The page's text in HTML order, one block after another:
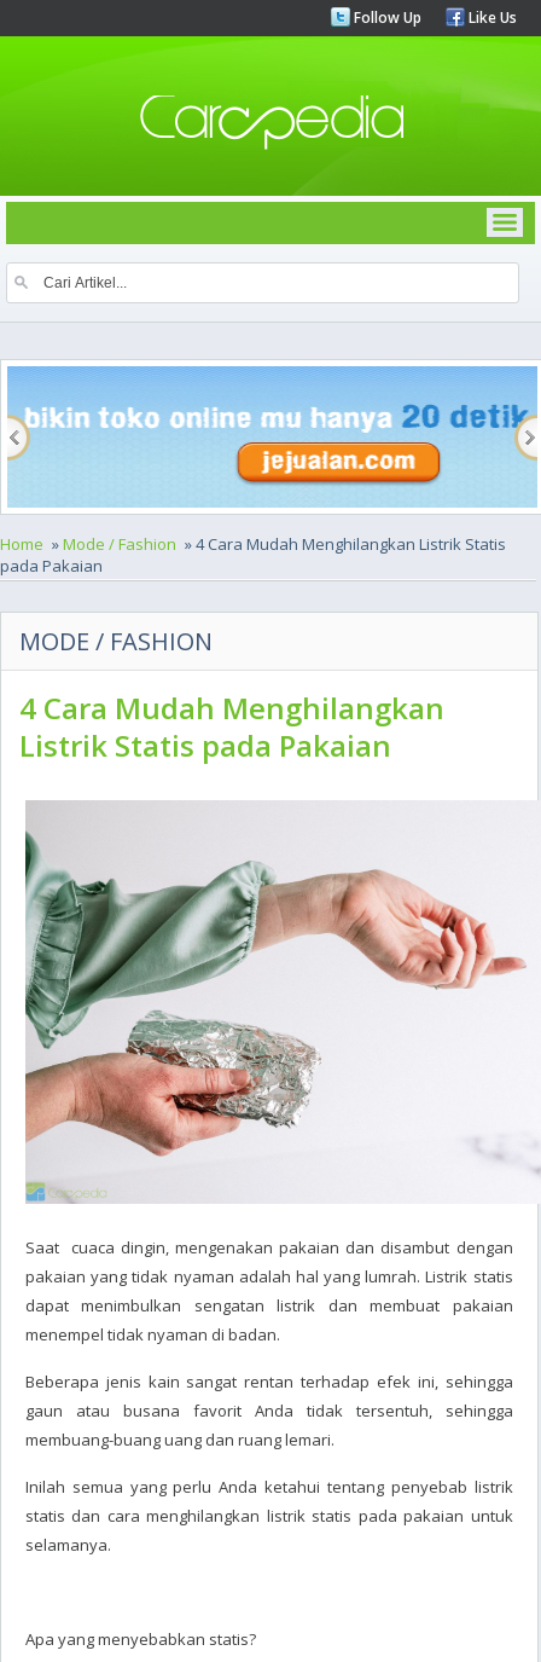
Follow Up Like Us
Home »Mode / Fashion » 4 Cara Mudah Menghilangkan Listrik Statis
pada Pakaian
MODE / FASHION
4 Cara Mudah Menghilangkan
Listrik Statis pada Pakaian
Saat cuaca dingin, mengenakan pakaian dan disambut dengan
pakaian yang tidak nyaman adalah hal yang lumrah. Listrik statis
dapat menimbulkan sengatan listrik dan membuat pakaian
menempel tidak nyaman di badan.
Beberapa jenis kain sangat rentan terhadap efek ini, sehingga
gaun atau busana favorit Anda tidak tersentuh, sehingga
membuang-buang uang dan ruang lemari.
Inilah semua yang perlu Anda ketahui tentang penyebab listrik
statis dan cara menghilangkan listrik statis pada pakaian untuk
selamanya.
Apa yang menyebabkan statis?